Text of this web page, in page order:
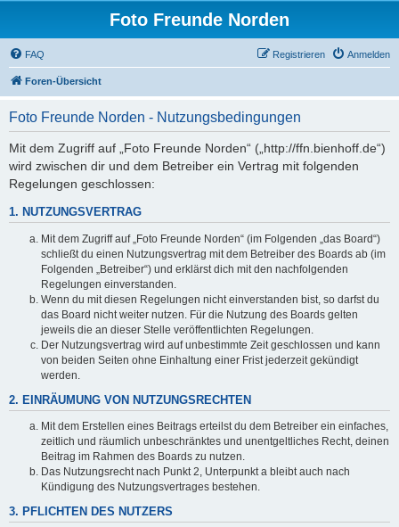
Foto Freunde Norden
FAQ Anmelden
Registrieren
Foren-Übersicht
Foto Freunde Norden - Nutzungsbedingungen
Mit dem Zugriff auf „Foto Freunde Norden“ („http://ffn.bienhoff.de“)
wird zwischen dir und dem Betreiber ein Vertrag mit folgenden
Regelungen geschlossen:
1. NUTZUNGSVERTRAG
Mit dem Zugriff auf „Foto Freunde Norden“ (im Folgenden „das Board“)
schließt du einen Nutzungsvertrag mit dem Betreiber des Boards ab (im
Folgenden „Betreiber“) und erklärst dich mit den nachfolgenden
Regelungen einverstanden.
Wenn du mit diesen Regelungen nicht einverstanden bist, so darfst du
das Board nicht weiter nutzen. Für die Nutzung des Boards gelten
jeweils die an dieser Stelle veröffentlichten Regelungen.
Der Nutzungsvertrag wird auf unbestimmte Zeit geschlossen und kann
von beiden Seiten ohne Einhaltung einer Frist jederzeit gekündigt
werden.
2. EINRÄUMUNG VON NUTZUNGSRECHTEN
Mit dem Erstellen eines Beitrags erteilst du dem Betreiber ein einfaches,
zeitlich und räumlich unbeschränktes und unentgeltliches Recht, deinen
Beitrag im Rahmen des Boards zu nutzen.
Das Nutzungsrecht nach Punkt 2, Unterpunkt a bleibt auch nach
Kündigung des Nutzungsvertrages bestehen.
3. PFLICHTEN DES NUTZERS